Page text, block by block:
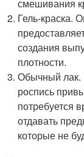
смешивания
Гель-краска.
создания
плотности.
Обычный лак.
роспись
потребуется
отдавать
которые не